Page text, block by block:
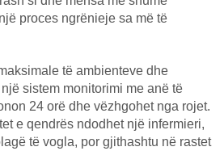
proces ngrënieje sa më të
të ambienteve dhe
sistem monitorimi me anë të
24 orë dhe vëzhgohet nga rojet.
e qendrës ndodhet një infermieri,
të vogla, por gjithashtu në rastet